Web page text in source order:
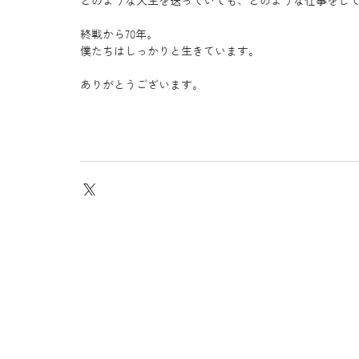
終戦から70年。
僕たちはしっかりと生きています。
ありがとうございます。